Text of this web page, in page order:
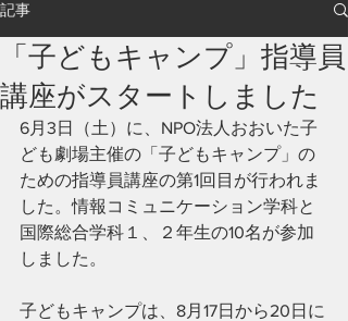
記事
「子どもキャンプ」指導員
講座がスタートしました
6月3日（土）に、NPO法人おおいた子
ども劇場主催の「子どもキャンプ」の
ための指導員講座の第1回目が行われま
した。情報コミュニケーション学科と
国際総合学科１、２年生の10名が参加
しました。
子どもキャンプは、8月17日から20日に